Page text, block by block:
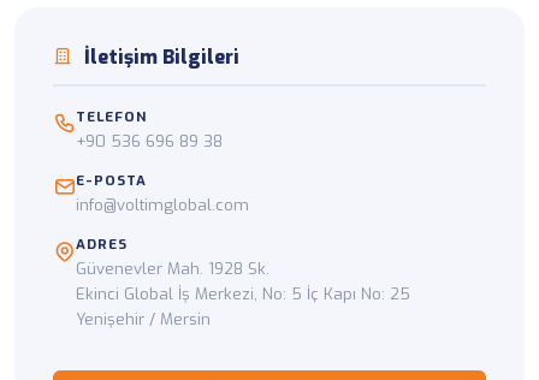
İletişim Bilgileri
TELEFON
+90 536 696 89 38
E-POSTA
info@voltimglobal.com
ADRES
Güvenevler Mah. 1928 Sk.
Ekinci Global İş Merkezi, No: 5 İç Kapı No: 25
Yenişehir / Mersin